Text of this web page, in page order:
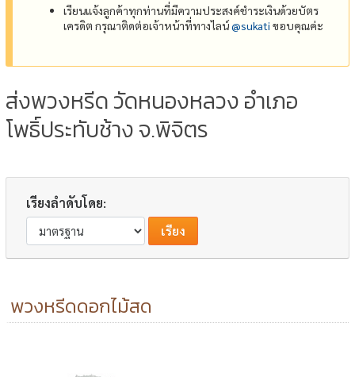
เรียนแจ้งลูกค้าทุกท่านที่มีความประสงค์ชำระเงินด้วยบัตร
เครดิต กรุณาติดต่อเจ้าหน้าที่ทางไลน์@‌sukati ขอบคุณค่ะ
ส่งพวงหรีด วัดหนองหลวง อำเภอ
โพธิ์ประทับช้าง จ.พิจิตร
เรียงลำดับโดย:
พวงหรีดดอกไม้สด